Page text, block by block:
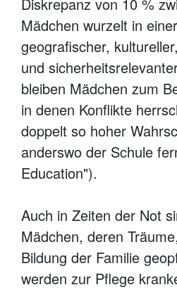
Diskrepanz von 10 %
Mädchen wurzelt in
geografischer,
und
bleiben Mädchen zum
in denen Konflikte
doppelt so hoher
anderswo der Schule
Education").
Auch in Zeiten der Not
Mädchen, deren
Bildung der Familie
werden zur Pflege